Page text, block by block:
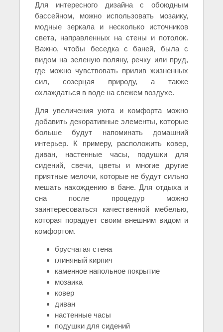
Для интересного дизайна с обоюдным
бассейном, можно использовать мозаику,
модные зеркала и несколько источников
света, направленных на стены и потолок.
Важно, чтобы беседка с баней, была с
видом на зеленую поляну, речку или пруд,
где можно чувствовать прилив жизненных
сил, созерцая природу, а также
охлаждаться в воде на свежем воздухе.
Для увеличения уюта и комфорта можно
добавить декоративные элементы, которые
больше будут напоминать домашний
интерьер. К примеру, расположить ковер,
диван, настенные часы, подушки для
сидений, свечи, цветы и многие другие
приятные мелочи, которые не будут сильно
мешать нахождению в бане. Для отдыха и
сна после процедур можно
заинтересоваться качественной мебелью,
которая порадует своим внешним видом и
комфортом.
брусчатая стена
глиняный кирпич
каменное напольное покрытие
мозаика
ковер
диван
настенные часы
подушки для сидений